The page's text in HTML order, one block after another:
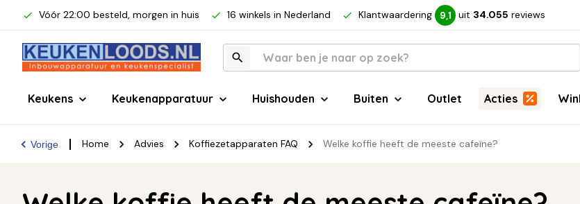
Vóór 22:00 besteld, morgen in huis 16 winkels in Nederland Klantwaardering 9,1 uit 34.055 reviews
Keukens Keukenapparatuur Huishouden Buiten Outlet Acties
Vorige Home Advies Koffiezetapparaten FAQ Welke koffie heeft de meeste cafeïne?